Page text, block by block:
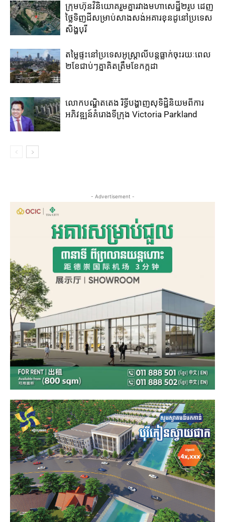
ក្រុមហ៊ុន​វិនិយោគ​រួម​គ្នា​រវាង​មហាសេដ្ឋី២រូប ​ដេញ​
ថ្លៃ​ទិញ​ដី​សម្រាប់​សាងសង់​អគារខុនដូ​នៅ​ប្រទេស​
សិង្ហបុរី​
តម្លៃ​ផ្ទះ​នៅ​ប្រទេស​អូស្ត្រាលី​បន្ត​ធ្លាក់​ចុះ​រយៈ​ពេល​
២​ខែ​ជាប់ៗ​គ្នា​គិត​ត្រឹម​ខែ​កក្កដា​
លោកបណ្ឌិតតេង រិទ្ធីបង្ហាញសុទិដ្ឋិនិយមពីការ
អភិវឌ្ឍន៍គំរោងទីក្រុង Victoria Parkland
- Advertisement -